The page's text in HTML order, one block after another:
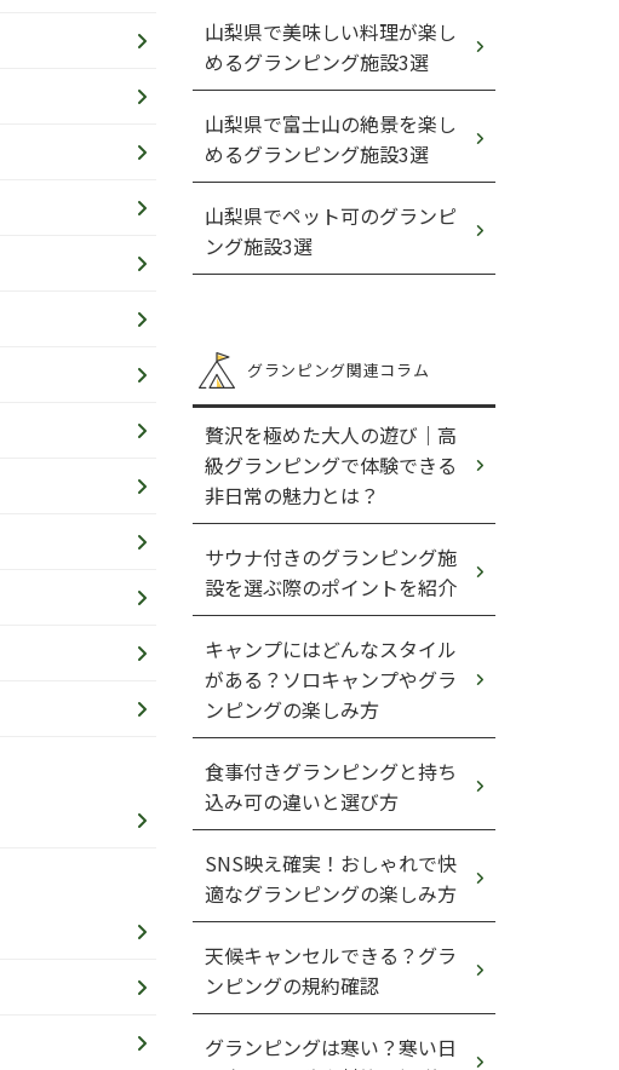
山梨県で美味しい料理が楽し
めるグランピング施設3選
山梨県で富士山の絶景を楽し
めるグランピング施設3選
山梨県でペット可のグランピ
ング施設3選
グランピング関連コラム
贅沢を極めた大人の遊び｜高
級グランピングで体験できる
非日常の魅力とは？
サウナ付きのグランピング施
設を選ぶ際のポイントを紹介
キャンプにはどんなスタイル
がある？ソロキャンプやグラ
ンピングの楽しみ方
食事付きグランピングと持ち
込み可の違いと選び方
SNS映え確実！おしゃれで快
適なグランピングの楽しみ方
天候キャンセルできる？グラ
ンピングの規約確認
グランピングは寒い？寒い日